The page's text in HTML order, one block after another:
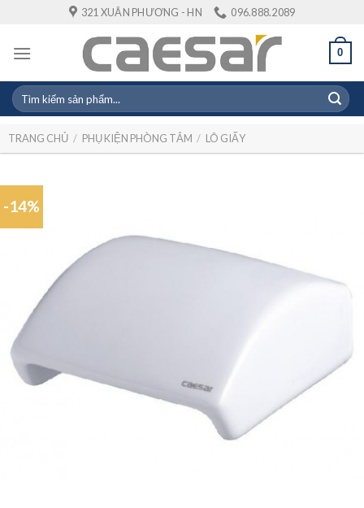
content
321 XUÂN PHƯƠNG - HN 096.888.2089
0
Tìm
kiếm:
TRANG CHỦ / PHỤ KIỆN PHÒNG TẮM / LÔ GIẤY
-14%